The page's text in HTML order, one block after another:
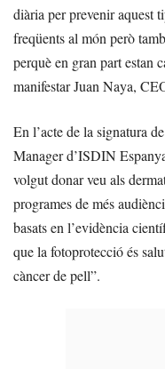
diària per prevenir aquest
freqüents al món però
perquè en gran part estan
manifestar Juan Naya,
En l’acte de la signatura
Manager d’ISDIN
volgut donar veu als
programes de més
basats en l’evidència
que la fotoprotecció és
càncer de pell”.